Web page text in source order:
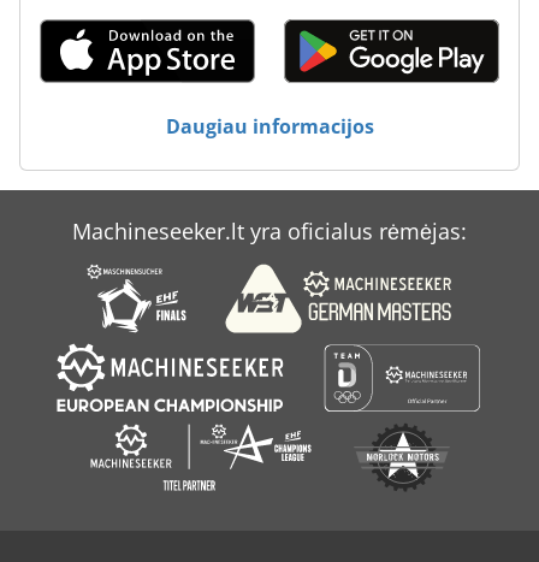
Daugiau informacijos
Machineseeker.lt yra oficialus rėmėjas: